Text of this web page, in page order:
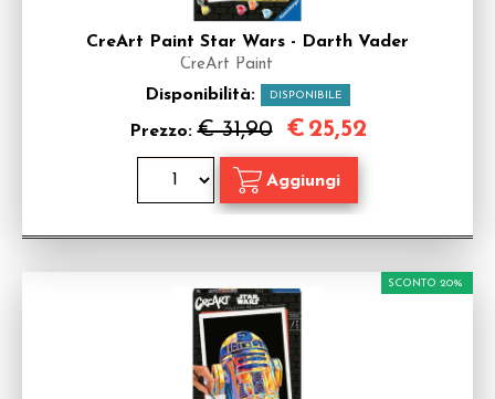
CreArt Paint Star Wars - Darth Vader
CreArt Paint
Disponibilità: DISPONIBILE
Prezzo:€ 31,90 € 25,52
SCONTO 20%